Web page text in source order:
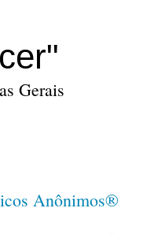
Gerais